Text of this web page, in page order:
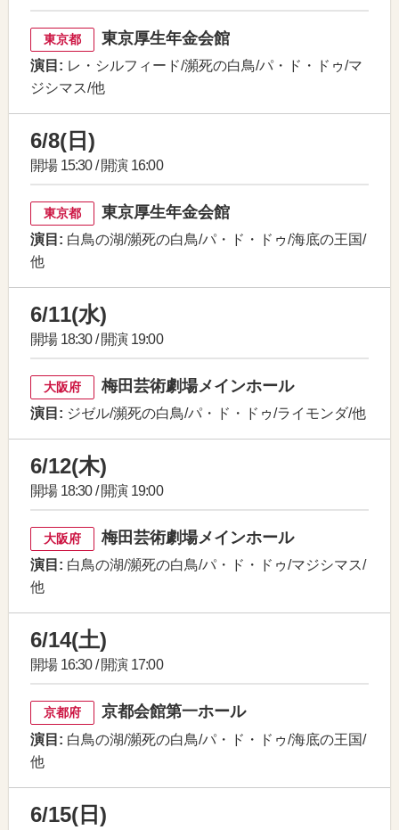
東京都 東京厚生年金会館
演目: レ・シルフィード/瀕死の白鳥/パ・ド・ドゥ/マ
ジシマス/他
6/8(日)
開場 15:30 / 開演 16:00
東京都 東京厚生年金会館
演目: 白鳥の湖/瀕死の白鳥/パ・ド・ドゥ/海底の王国/
他
6/11(水)
開場 18:30 / 開演 19:00
大阪府 梅田芸術劇場メインホール
演目: ジゼル/瀕死の白鳥/パ・ド・ドゥ/ライモンダ/他
6/12(木)
開場 18:30 / 開演 19:00
大阪府 梅田芸術劇場メインホール
演目: 白鳥の湖/瀕死の白鳥/パ・ド・ドゥ/マジシマス/
他
6/14(土)
開場 16:30 / 開演 17:00
京都府 京都会館第一ホール
演目: 白鳥の湖/瀕死の白鳥/パ・ド・ドゥ/海底の王国/
他
6/15(日)